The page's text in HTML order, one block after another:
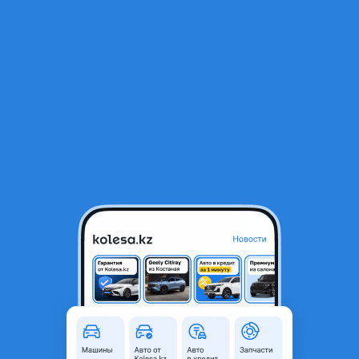
Решётка радиатора — Toyota Land Cruiser 200 (2012 2015)
Алматы, Алматинская